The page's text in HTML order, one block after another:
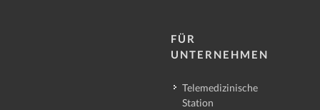
FÜR
UNTERNEHMEN
Telemedizinische
Station